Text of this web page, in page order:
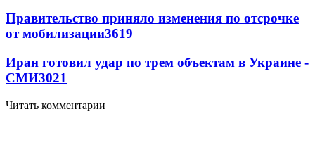
Правительство приняло изменения по отсрочке
от мобилизации3619
Иран готовил удар по трем объектам в Украине -
СМИ3021
Читать комментарии